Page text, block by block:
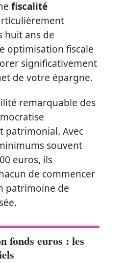
fiscalité
huit ans de
optimisation fiscale
significativement
de votre épargne.
remarquable des
patrimonial. Avec
souvent
euros, ils
de commencer
patrimoine de
fonds euros : les